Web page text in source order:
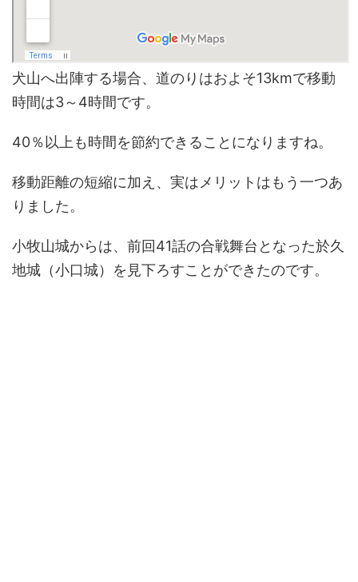
犬山へ出陣する場合、道のりはおよそ13kmで移動
時間は3～4時間です。
40％以上も時間を節約できることになりますね。
移動距離の短縮に加え、実はメリットはもう一つあ
りました。
小牧山城からは、前回41話の合戦舞台となった於久
地城（小口城）を見下ろすことができたのです。